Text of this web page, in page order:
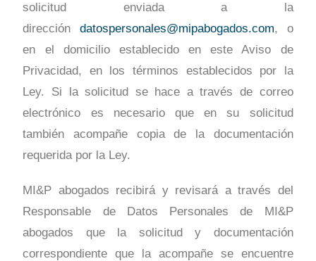
solicitud enviada a la
dirección datospersonales@mipabogados.com, o
en el domicilio establecido en este Aviso de
Privacidad, en los términos establecidos por la
Ley. Si la solicitud se hace a través de correo
electrónico es necesario que en su solicitud
también acompañe copia de la documentación
requerida por la Ley.
MI&P abogados recibirá y revisará a través del
Responsable de Datos Personales de MI&P
abogados que la solicitud y documentación
correspondiente que la acompañe se encuentre